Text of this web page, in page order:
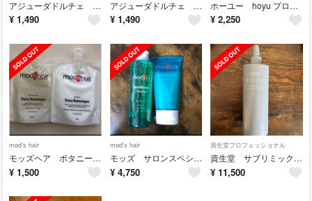
アジューダドルチェ シャンプー トリートメント
¥ 1,490
アジューダドルチェ シャンプー トリートメント
¥ 1,490
ホーユー hoyu プロマスターカラーケアSW シャンプー&ヘアトリートメント
¥ 2,250
mod's hair
モッズヘア ボタニーク シャンプー & トリートメント
¥ 1,500
mod's hair
モッズ サロンスペシャル センシティブプラス シャンプー&トリートメント
¥ 4,750
資生堂プロフェッショナル
資生堂 サブリミック アデノバイタル スカルプ パワーショット
¥ 11,500